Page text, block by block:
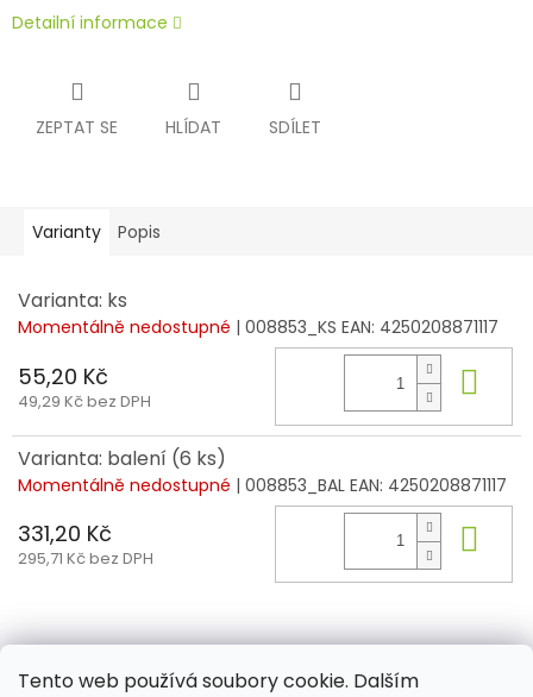
Tento web používá soubory cookie. Dalším
Detailní informace
ZEPTAT SE HLÍDAT SDÍLET
Varianty Popis
Varianta: ks
Momentálně nedostupné | 008853_KS EAN: 4250208871117
55,20 Kč
49,29 Kč bez DPH
Varianta: balení (6 ks)
Momentálně nedostupné | 008853_BAL EAN: 4250208871117
331,20 Kč
295,71 Kč bez DPH
Z
Aktuality Kamenné prodejny Kosmetika Provita